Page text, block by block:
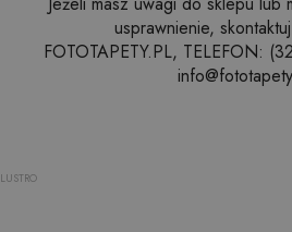
usprawnienie,
FOTOTAPETY.PL, TELEFON:
LUSTRO